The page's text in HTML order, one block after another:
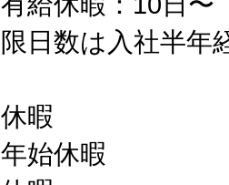
日数は入社半年
暇
始休暇